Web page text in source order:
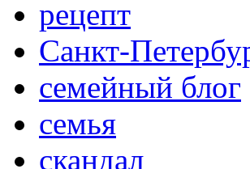
рецепт
Санкт-
семейный блог
семья
скандал